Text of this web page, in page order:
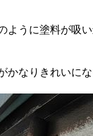
ように塗料が吸
なりきれいにな